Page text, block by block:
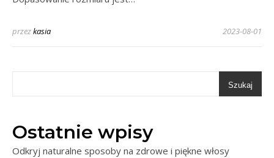
przezkasia 2023-08-01
Szukaj
Ostatnie wpisy
Odkryj naturalne sposoby na zdrowe i piękne włosy